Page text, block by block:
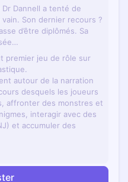
Dannell a tenté de
Son dernier recours ?
d’être diplômés. Sa
premier jeu de rôle sur
autour de la narration
desquels les joueurs
affronter des monstres et
interagir avec des
et accumuler des